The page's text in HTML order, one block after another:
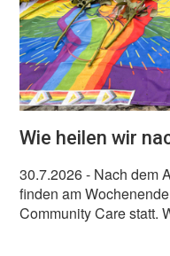
Wie heilen wir
30.7.2026- Nach dem
finden am
Community Care statt.